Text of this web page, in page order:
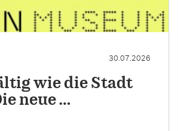
30.07.2026
wie die Stadt
neue …